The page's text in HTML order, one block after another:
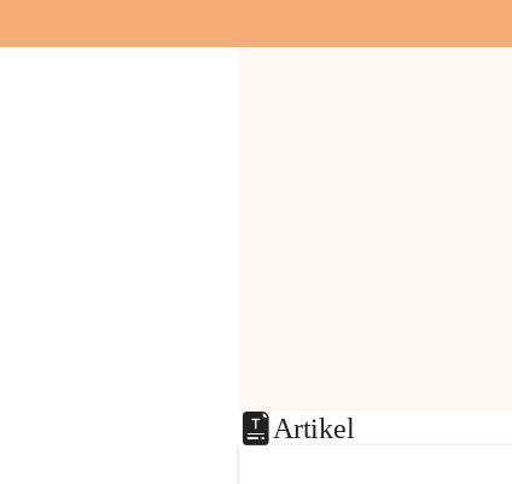
Artikel